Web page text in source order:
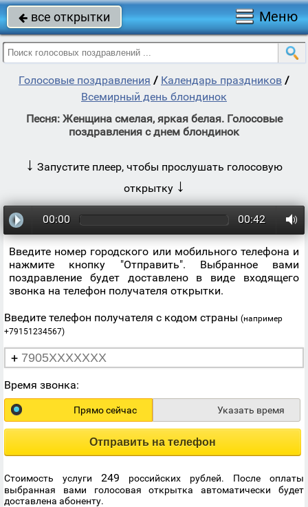
 все открытки Меню
Голосовые поздравления / Календарь праздников /
Всемирный день блондинок
Песня: Женщина смелая, яркая белая. Голосовые
поздравления с днем блондинок
↓ Запустите плеер, чтобы прослушать голосовую
открытку ↓
00:00 00:42
Введите номер городского или мобильного телефона и
нажмите кнопку "Отправить". Выбранное вами
поздравление будет доставлено в виде входящего
звонка на телефон получателя открытки.
Введите телефон получателя с кодом страны (например
+79151234567)
+
Время звонка:
Прямо сейчас Указать время
Отправить на телефон
Стоимость услуги 249 российских рублей. После оплаты
выбранная вами голосовая открытка автоматически будет
доставлена абоненту.